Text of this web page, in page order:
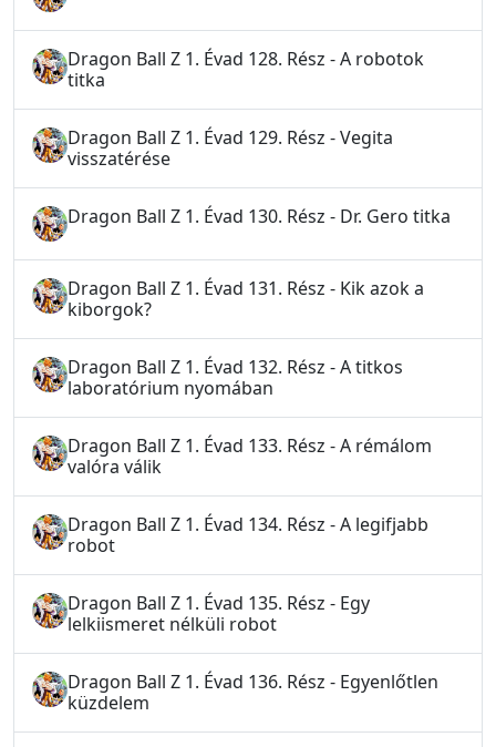
Dragon Ball Z 1. Évad 128. Rész - A robotok
titka
Dragon Ball Z 1. Évad 129. Rész - Vegita
visszatérése
Dragon Ball Z 1. Évad 130. Rész - Dr. Gero titka
Dragon Ball Z 1. Évad 131. Rész - Kik azok a
kiborgok?
Dragon Ball Z 1. Évad 132. Rész - A titkos
laboratórium nyomában
Dragon Ball Z 1. Évad 133. Rész - A rémálom
valóra válik
Dragon Ball Z 1. Évad 134. Rész - A legifjabb
robot
Dragon Ball Z 1. Évad 135. Rész - Egy
lelkiismeret nélküli robot
Dragon Ball Z 1. Évad 136. Rész - Egyenlőtlen
küzdelem